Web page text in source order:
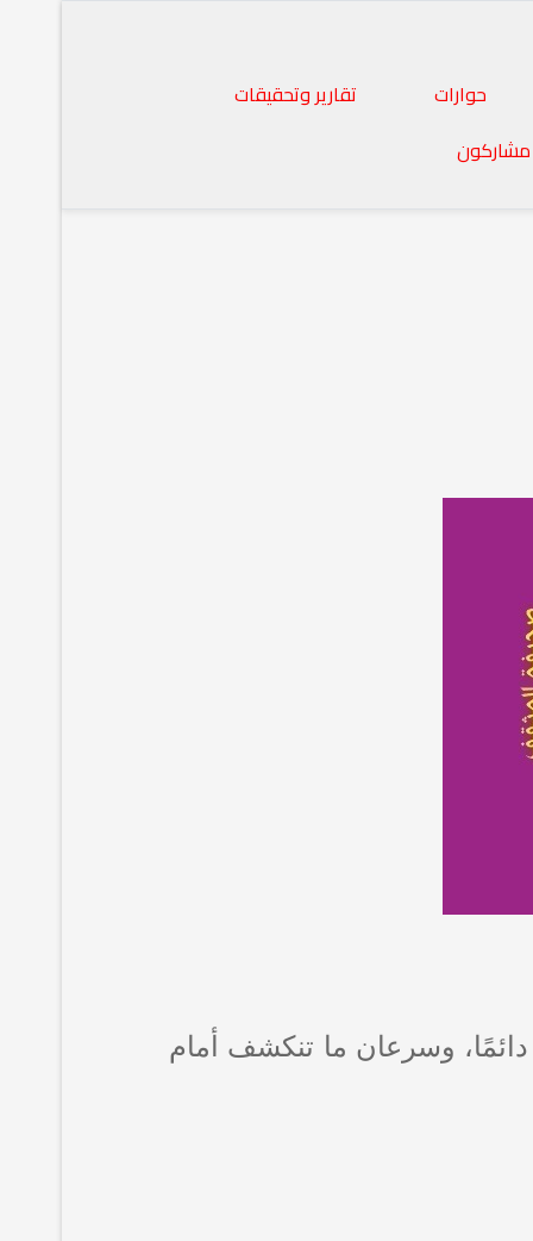
حوارات
تقارير وتحقيقات
وسرعان ما تنكشف أمام